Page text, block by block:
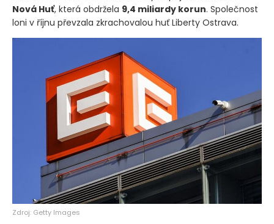
Na druhém místě mezi soukromými příjemci skončila
Nová Huť , která obdržela 9,4 miliardy korun. Společnost
loni v říjnu převzala zkrachovalou huť Liberty Ostrava.